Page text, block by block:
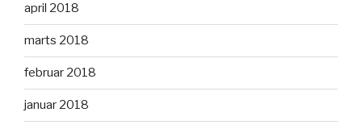
april 2018
marts 2018
februar 2018
januar 2018